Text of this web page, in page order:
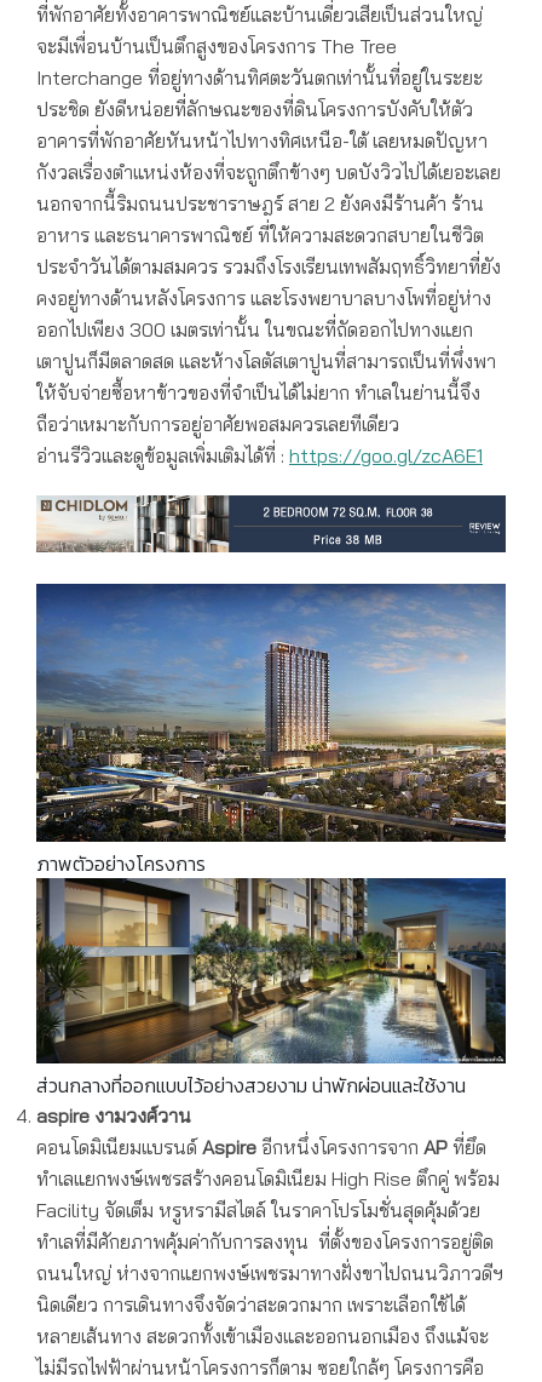
ที่พักอาศัยทั้งอาคารพาณิชย์และบ้านเดี่ยวเสียเป็นส่วนใหญ่
จะมีเพื่อนบ้านเป็นตึกสูงของโครงการ The Tree
Interchange ที่อยู่ทางด้านทิศตะวันตกเท่านั้นที่อยู่ในระยะ
ประชิด ยังดีหน่อยที่ลักษณะของที่ดินโครงการบังคับให้ตัว
อาคารที่พักอาศัยหันหน้าไปทางทิศเหนือ-ใต้ เลยหมดปัญหา
กังวลเรื่องตำแหน่งห้องที่จะถูกตึกข้างๆ บดบังวิวไปได้เยอะเลย
นอกจากนี้ริมถนนประชาราษฎร์ สาย 2 ยังคงมีร้านค้า ร้าน
อาหาร และธนาคารพาณิชย์ ที่ให้ความสะดวกสบายในชีวิต
ประจำวันได้ตามสมควร รวมถึงโรงเรียนเทพสัมฤทธิ์วิทยาที่ยัง
คงอยู่ทางด้านหลังโครงการ และโรงพยาบาลบางโพที่อยู่ห่าง
ออกไปเพียง 300 เมตรเท่านั้น ในขณะที่ถัดออกไปทางแยก
เตาปูนก็มีตลาดสด และห้างโลตัสเตาปูนที่สามารถเป็นที่พึ่งพา
ให้จับจ่ายซื้อหาข้าวของที่จำเป็นได้ไม่ยาก ทำเลในย่านนี้จึง
ถือว่าเหมาะกับการอยู่อาศัยพอสมควรเลยทีเดียว
อ่านรีวิวและดูข้อมูลเพิ่มเติมได้ที่ : https://goo.gl/zcA6E1
ภาพตัวอย่างโครงการ
ส่วนกลางที่ออกแบบไว้อย่างสวยงาม น่าพักผ่อนและใช้งาน
aspire งามวงศ์วาน
คอนโดมิเนียมแบรนด์ Aspire อีกหนึ่งโครงการจาก AP ที่ยึด
ทำเลแยกพงษ์เพชรสร้างคอนโดมิเนียม High Rise ตึกคู่ พร้อม
Facility จัดเต็ม หรูหรามีสไตล์ ในราคาโปรโมชั่นสุดคุ้มด้วย
ทำเลที่มีศักยภาพคุ้มค่ากับการลงทุน ที่ตั้งของโครงการอยู่ติด
ถนนใหญ่ ห่างจากแยกพงษ์เพชรมาทางฝั่งขาไปถนนวิภาวดีฯ
นิดเดียว การเดินทางจึงจัดว่าสะดวกมาก เพราะเลือกใช้ได้
หลายเส้นทาง สะดวกทั้งเข้าเมืองและออกนอกเมือง ถึงแม้จะ
ไม่มีรถไฟฟ้าผ่านหน้าโครงการก็ตาม ซอยใกล้ๆ โครงการคือ